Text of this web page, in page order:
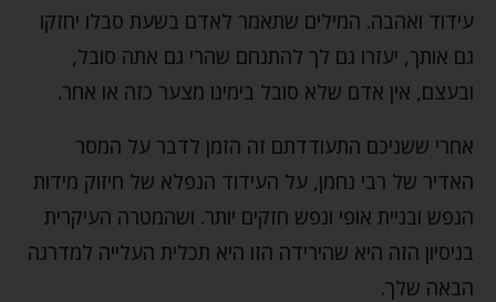
עידוד ואהבה. המילים שתאמר לאדם בשעת סבלו יחזקו
גם אותך, יעזרו גם לך להתנחם שהרי גם אתה סובל,
ובעצם, אין אדם שלא סובל בימינו מצער כזה או אחר.
אחרי ששניכם התעודדתם זה הזמן לדבר על המסר
האדיר של רבי נחמן, על העידוד הנפלא של חיזוק מידות
הנפש ובניית אופי ונפש חזקים יותר. ושהמטרה העיקרית
בניסיון הזה היא שהירידה הזו היא תכלית העלייה למדרגה
הבאה שלך.